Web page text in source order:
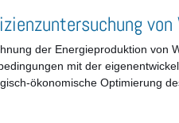
der Energieproduktion von
mit der
ökonomische Optimierung